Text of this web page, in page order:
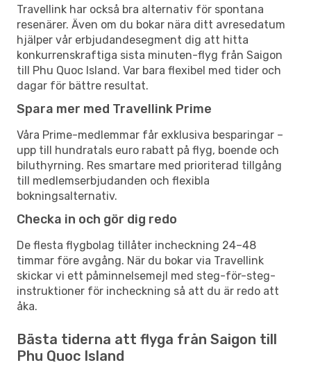
Travellink har också bra alternativ för spontana
resenärer. Även om du bokar nära ditt avresedatum
hjälper vår erbjudandesegment dig att hitta
konkurrenskraftiga sista minuten-flyg från Saigon
till Phu Quoc Island. Var bara flexibel med tider och
dagar för bättre resultat.
Spara mer med Travellink Prime
Våra Prime-medlemmar får exklusiva besparingar –
upp till hundratals euro rabatt på flyg, boende och
biluthyrning. Res smartare med prioriterad tillgång
till medlemserbjudanden och flexibla
bokningsalternativ.
Checka in och gör dig redo
De flesta flygbolag tillåter incheckning 24–48
timmar före avgång. När du bokar via Travellink
skickar vi ett påminnelsemejl med steg-för-steg-
instruktioner för incheckning så att du är redo att
åka.
Bästa tiderna att flyga från Saigon till
Phu Quoc Island